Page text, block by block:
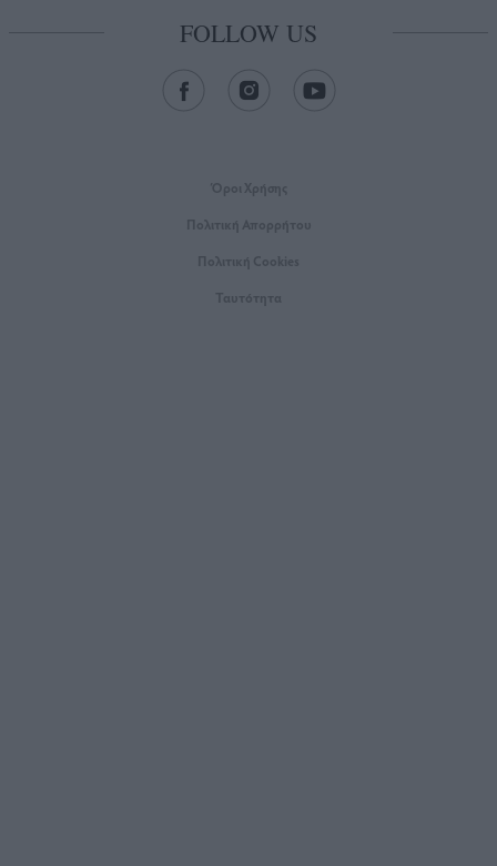
FOLLOW US
Όροι Xρήσης
Πολιτική Απορρήτου
Πολιτική Cookies
Ταυτότητα